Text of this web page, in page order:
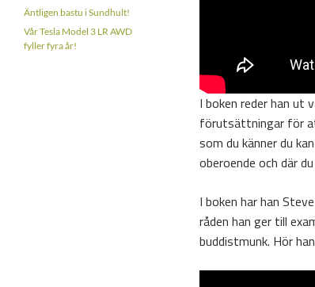
I boken reder han ut
förutsättningar för
som du känner du
oberoende och där
I boken har han
råden han ger till
buddistmunk. Hör
Äntligen bastu i Sundhult!
Vår Tesla Model 3 LR AWD
fyller fyra år!